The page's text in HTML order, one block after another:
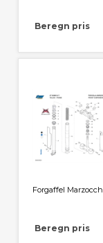
Beregn pris
Forgaffel
Beregn pris